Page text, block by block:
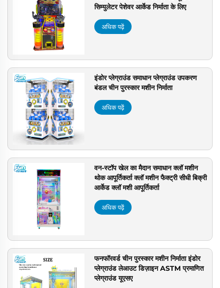
सिम्युलेटर पेशेवर आर्केड निर्माता के लिए
अधिक पढ़ें
इंडोर प्लेग्राउंड समाधान प्लेग्राउंड उपकरण
बंडल चीन पुरस्कार मशीन निर्माता
अधिक पढ़ें
वन-स्टॉप खेल का मैदान समाधान क्लॉ मशीन
थोक आपूर्तिकर्ता क्लॉ मशीन फैक्ट्री सीधी बिक्री
आर्केड क्लॉ मशी आपूर्तिकर्ता
अधिक पढ़ें
फनफॉरवर्ड चीन पुरस्कार मशीन निर्माता इंडोर
प्लेग्राउंड लेआउट डिज़ाइन ASTM प्रमाणित
प्लेग्राउंड यूएसए